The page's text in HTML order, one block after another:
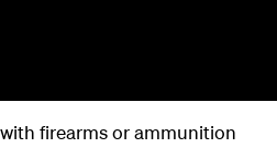
firearms or ammunition